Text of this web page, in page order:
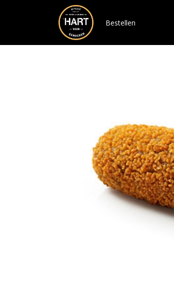
Bestellen